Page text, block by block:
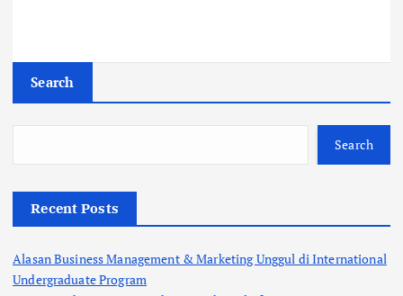
Search
Search
Recent Posts
Alasan Business Management & Marketing Unggul di International
Undergraduate Program